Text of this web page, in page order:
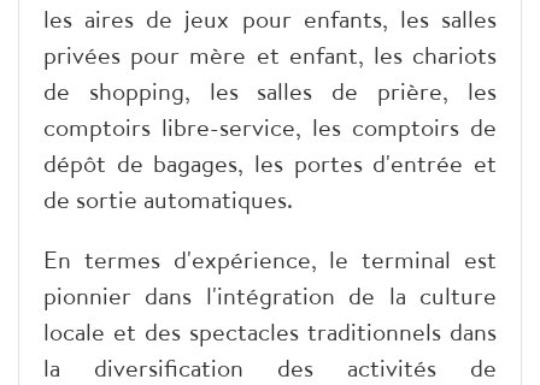
les aires de jeux pour enfants, les salles
privées pour mère et enfant, les chariots
de shopping, les salles de prière, les
comptoirs libre-service, les comptoirs de
dépôt de bagages, les portes d'entrée et
de sortie automatiques.
En termes d'expérience, le terminal est
pionnier dans l'intégration de la culture
locale et des spectacles traditionnels dans
la diversification des activités de